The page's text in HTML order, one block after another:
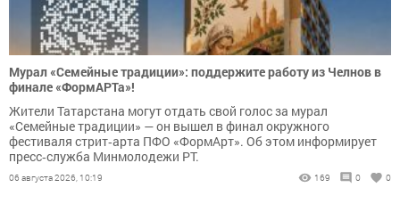
Мурал «Семейные традиции»: поддержите работу из Челнов в
финале «ФормАРТа»!
Жители Татарстана могут отдать свой голос за мурал
«Семейные традиции» — он вышел в финал окружного
фестиваля стрит‑арта ПФО «ФормАрт». Об этом информирует
пресс‑служба Минмолодежи РТ.
06 августа 2026, 10:19 169 0 0